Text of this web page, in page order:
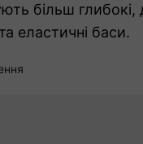
більш глибокі,
та еластичні баси.